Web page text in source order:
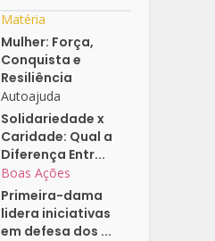
Matéria
Mulher: Força,
Conquista e
Resiliência
Autoajuda
Solidariedade x
Caridade: Qual a
Diferença Entr...
Boas Ações
Primeira-dama
lidera iniciativas
em defesa dos ...